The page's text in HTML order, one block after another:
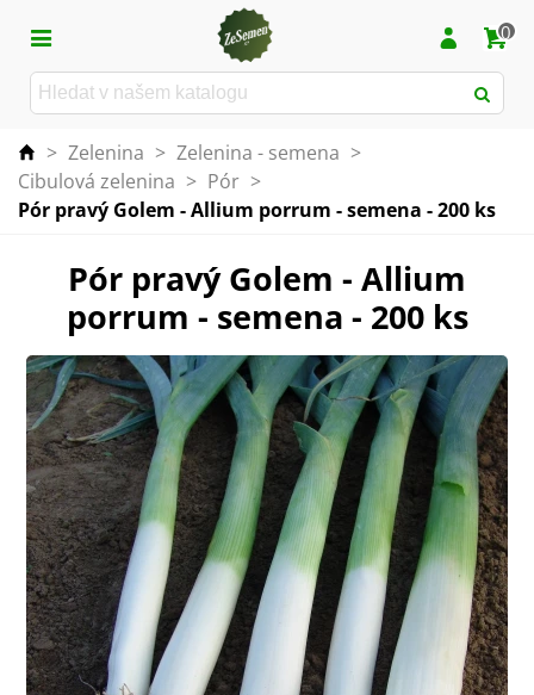
0
> Zelenina > Zelenina - semena >
Cibulová zelenina > Pór >
Pór pravý Golem - Allium porrum - semena - 200 ks
Pór pravý Golem - Allium
porrum - semena - 200 ks